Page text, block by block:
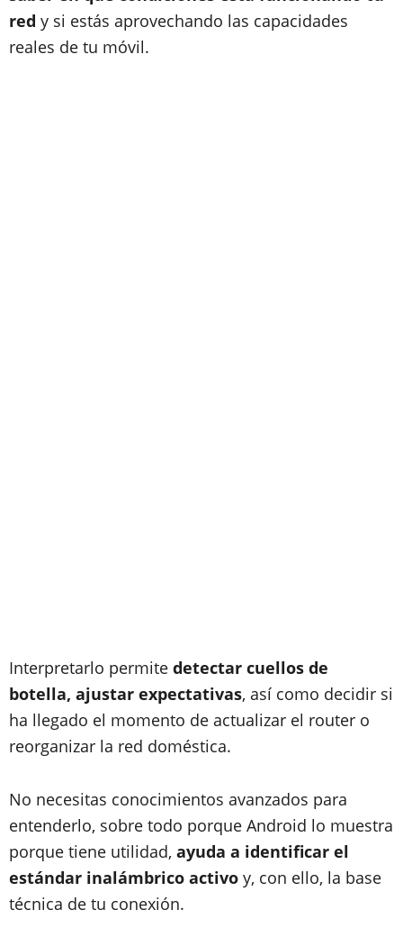
red y si estás aprovechando las capacidades
reales de tu móvil.
Interpretarlo permite detectar cuellos de
botella, ajustar expectativas, así como decidir si
ha llegado el momento de actualizar el router o
reorganizar la red doméstica.
No necesitas conocimientos avanzados para
entenderlo, sobre todo porque Android lo muestra
porque tiene utilidad, ayuda a identificar el
estándar inalámbrico activo y, con ello, la base
técnica de tu conexión.